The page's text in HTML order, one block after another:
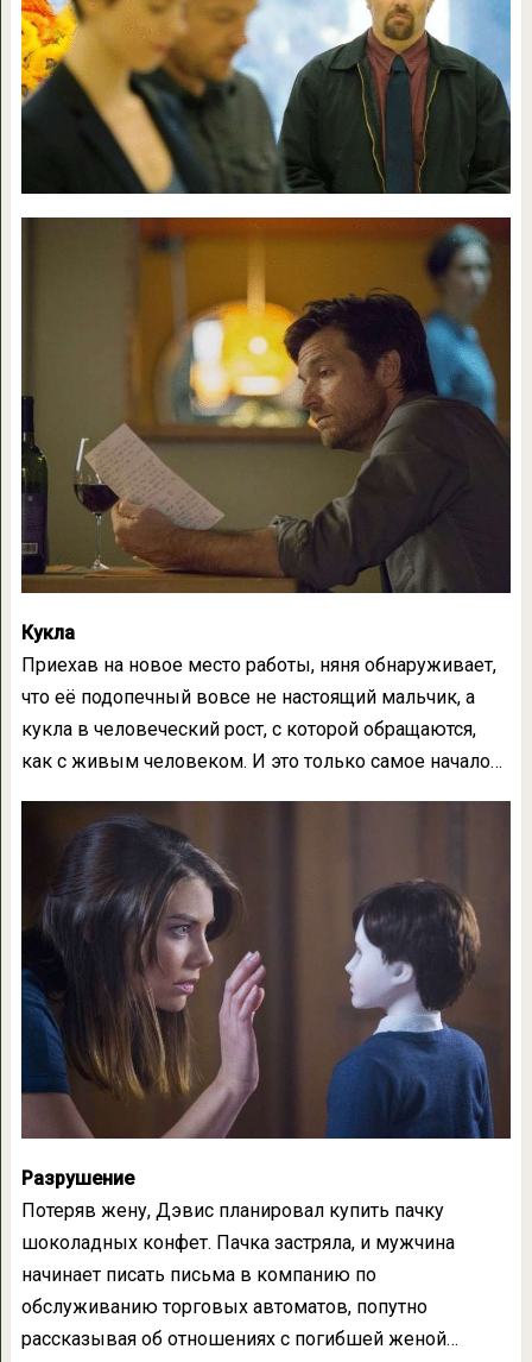
Кукла
Приехав на новое место работы, няня обнаруживает,
что её подопечный вовсе не настоящий мальчик, а
кукла в человеческий рост, с которой обращаются,
как с живым человеком. И это только самое начало…
Разрушение
Потеряв жену, Дэвис планировал купить пачку
шоколадных конфет. Пачка застряла, и мужчина
начинает писать письма в компанию по
обслуживанию торговых автоматов, попутно
рассказывая об отношениях с погибшей женой…